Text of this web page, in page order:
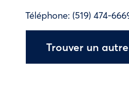
Téléphone: (519) 474-
Trouver un